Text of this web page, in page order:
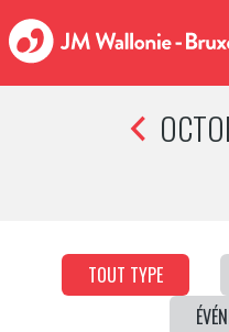
TOUT TYPE